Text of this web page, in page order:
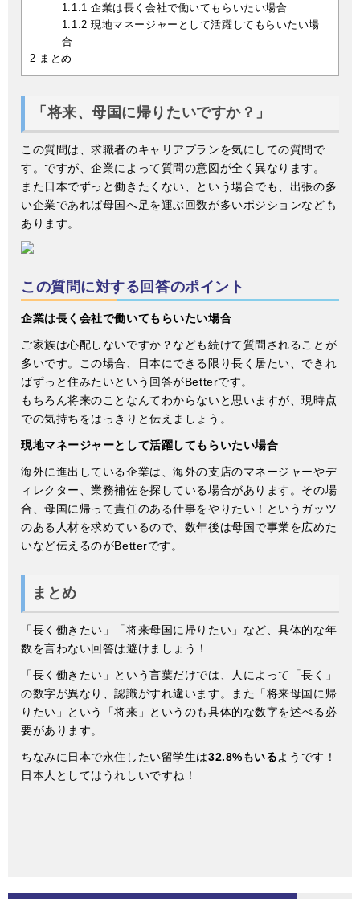
1.1.1 企業は長く会社で働いてもらいたい場合
1.1.2 現地マネージャーとして活躍してもらいたい場
合
2 まとめ
「将来、母国に帰りたいですか？」
この質問は、求職者のキャリアプランを気にしての質問で
す。ですが、企業によって質問の意図が全く異なります。
また日本でずっと働きたくない、という場合でも、出張の多
い企業であれば母国へ足を運ぶ回数が多いポジションなども
あります。
この質問に対する回答のポイント
企業は長く会社で働いてもらいたい場合
ご家族は心配しないですか？なども続けて質問されることが
多いです。この場合、日本にできる限り長く居たい、できれ
ばずっと住みたいという回答がBetterです。
もちろん将来のことなんてわからないと思いますが、現時点
での気持ちをはっきりと伝えましょう。
現地マネージャーとして活躍してもらいたい場合
海外に進出している企業は、海外の支店のマネージャーやデ
ィレクター、業務補佐を探している場合があります。その場
合、母国に帰って責任のある仕事をやりたい！というガッツ
のある人材を求めているので、数年後は母国で事業を広めた
いなど伝えるのがBetterです。
まとめ
「長く働きたい」「将来母国に帰りたい」など、具体的な年
数を言わない回答は避けましょう！
「長く働きたい」という言葉だけでは、人によって「長く」
の数字が異なり、認識がすれ違います。また「将来母国に帰
りたい」という「将来」というのも具体的な数字を述べる必
要があります。
ちなみに日本で永住したい留学生は32.8%もいるようです！
日本人としてはうれしいですね！